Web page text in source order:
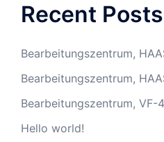
Recent Posts
Bearbeitungszentrum,
Bearbeitungszentrum,
Bearbeitungszentrum, VF-4
Hello world!